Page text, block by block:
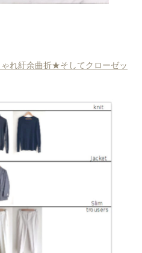
れ紆余曲折★そしてクローゼッ